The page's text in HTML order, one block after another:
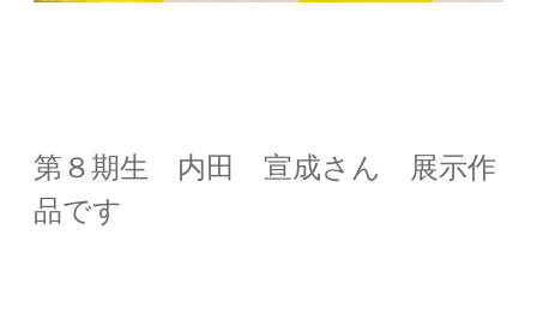
第８期生 内田 宣成さん 展示作
品です